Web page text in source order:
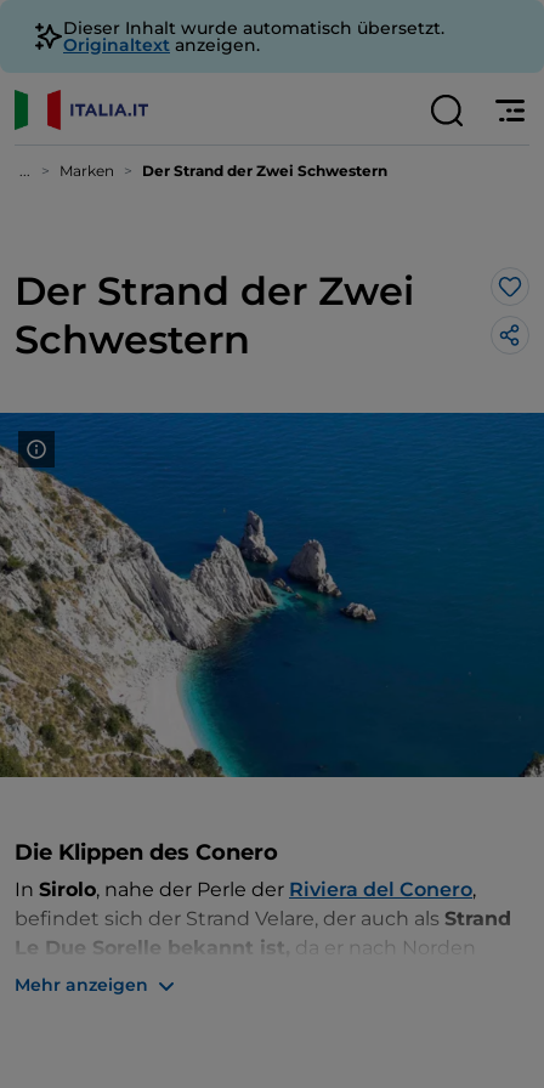
Dieser Inhalt wurde automatisch übersetzt.
Originaltext anzeigen.
... Marken Der Strand der Zwei Schwestern
Der Strand der Zwei
Schwestern
Die Klippen des Conero
In Sirolo, nahe der Perle der Riviera del Conero,
befindet sich der Strand Velare, der auch als Strand
Le Due Sorelle bekannt ist, da er nach Norden
durch zwei Zwillingsklippen verschlossen ist. Es
Mehr anzeigen